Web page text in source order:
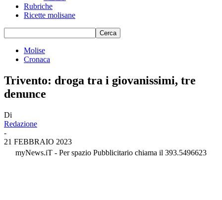
Rubriche
Ricette molisane
Molise
Cronaca
Trivento: droga tra i giovanissimi, tre
denunce
Di
Redazione
-
21 FEBBRAIO 2023
myNews.iT - Per spazio Pubblicitario chiama il 393.5496623